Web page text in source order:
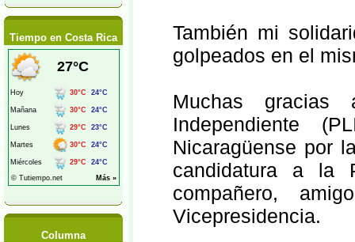
Tiempo en Costa Rica
Columna
También mi
golpeados en el
Muchas gracias
Independiente
Nicaragüense por
candidatura a la
compañero,
Vicepresidencia.